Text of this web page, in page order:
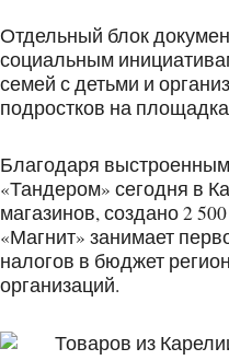
Отдельный блок
социальным
семей с детьми и
подростков на
Благодаря
«Тандером» сегодня в
магазинов, создано 2
«Магнит» занимает
налогов в бюджет
организаций.